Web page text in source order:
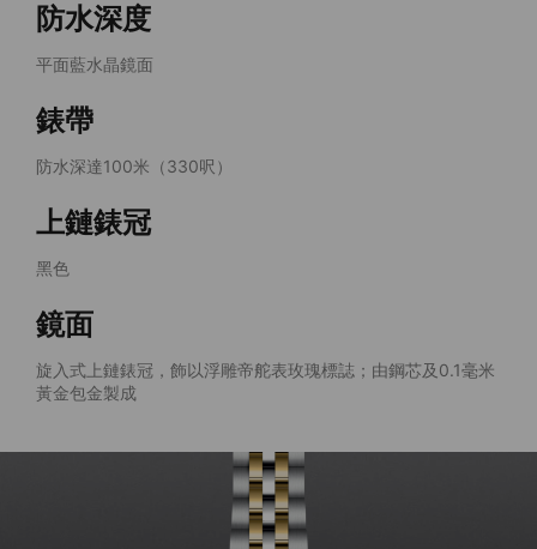
防水深度
平面藍水晶鏡面
錶帶
防水深達100米（330呎）
上鏈錶冠
黑色
鏡面
旋入式上鏈錶冠，飾以浮雕帝舵表玫瑰標誌；由鋼芯及0.1毫米
黃金包金製成